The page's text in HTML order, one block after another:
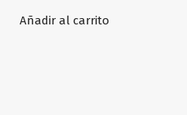
Añadir al carrito